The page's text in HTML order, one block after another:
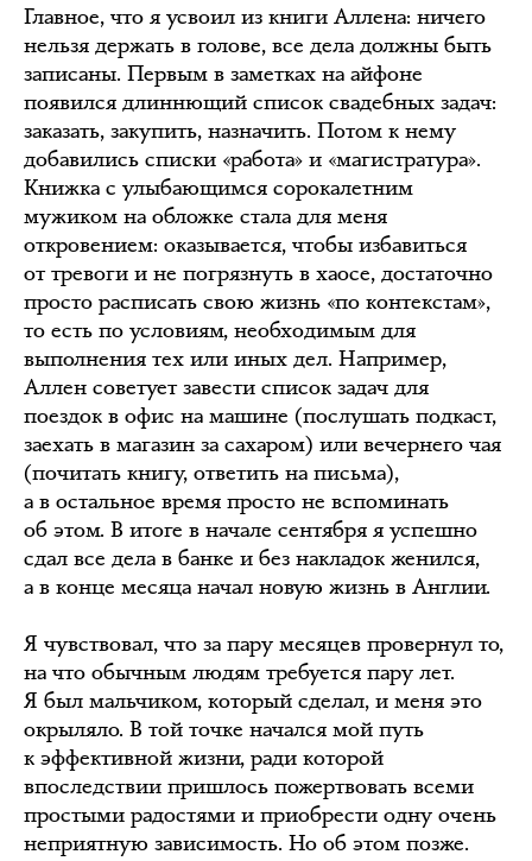
Главное, что я усвоил из книги Аллена: ничего
нельзя держать в голове, все дела должны быть
записаны. Первым в заметках на айфоне
появился длиннющий список свадебных задач:
заказать, закупить, назначить. Потом к нему
добавились списки «работа» и «магистратура».
Книжка с улыбающимся сорокалетним
мужиком на обложке стала для меня
откровением: оказывается, чтобы избавиться
от тревоги и не погрязнуть в хаосе, достаточно
просто расписать свою жизнь «по контекстам»,
то есть по условиям, необходимым для
выполнения тех или иных дел. Например,
Аллен советует завести список задач для
поездок в офис на машине (послушать подкаст,
заехать в магазин за сахаром) или вечернего чая
(почитать книгу, ответить на письма),
а в остальное время просто не вспоминать
об этом. В итоге в начале сентября я успешно
сдал все дела в банке и без накладок женился,
а в конце месяца начал новую жизнь в Англии.
Я чувствовал, что за пару месяцев провернул то,
на что обычным людям требуется пару лет.
Я был мальчиком, который сделал, и меня это
окрыляло. В той точке начался мой путь
к эффективной жизни, ради которой
впоследствии пришлось пожертвовать всеми
простыми радостями и приобрести одну очень
неприятную зависимость. Но об этом позже.